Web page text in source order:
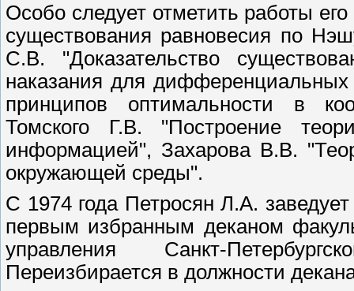
Особо следует отметить работы
существования равновесия по
С.В. "Доказательство
наказания для
принципов оптимальности в
Томского Г.В. "Построение
информацией", Захарова В.В.
окружающей среды".
С 1974 года Петросян Л.А.
первым избранным деканом
управления Санкт-
Переизбирается в должности